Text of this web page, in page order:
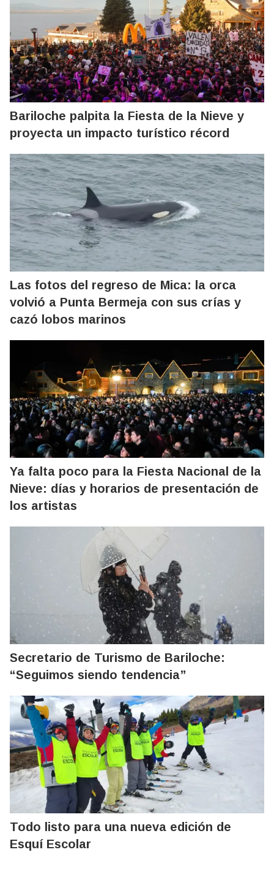
Bariloche palpita la Fiesta de la Nieve y
proyecta un impacto turístico récord
Las fotos del regreso de Mica: la orca
volvió a Punta Bermeja con sus crías y
cazó lobos marinos
Ya falta poco para la Fiesta Nacional de la
Nieve: días y horarios de presentación de
los artistas
Secretario de Turismo de Bariloche:
“Seguimos siendo tendencia”
Todo listo para una nueva edición de
Esquí Escolar